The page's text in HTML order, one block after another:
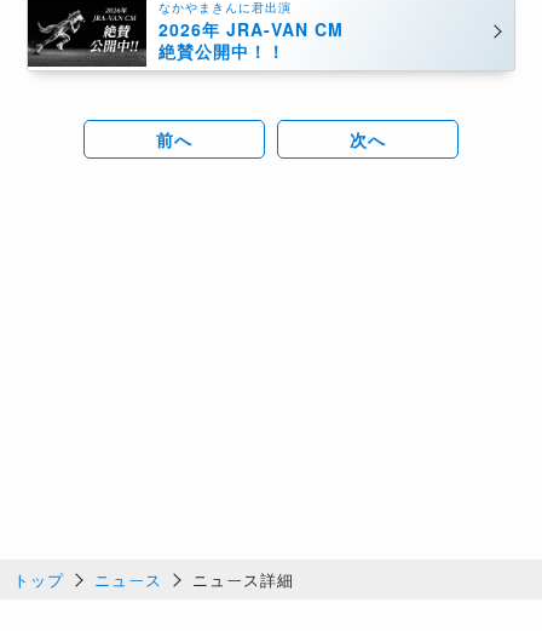
なかやまきんに君出演
2026年 JRA-VAN CM
絶賛公開中！！
前へ 次へ
トップ ニュース ニュース詳細